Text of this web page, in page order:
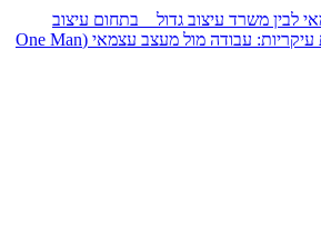
לבין משרד עיצוב גדול בתחום עיצוב
המוצר, קיימות שתי גישות עיקריות: עבודה מול מעצב עצמאי (One Man